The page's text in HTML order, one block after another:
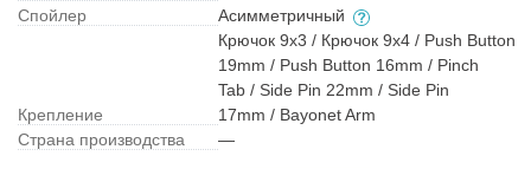
Спойлер
Асимметричный
Крепление
Крючок 9x3 / Крючок 9x4 / Push Button
19mm / Push Button 16mm / Pinch
Tab / Side Pin 22mm / Side Pin
17mm / Bayonet Arm
Страна производства
—